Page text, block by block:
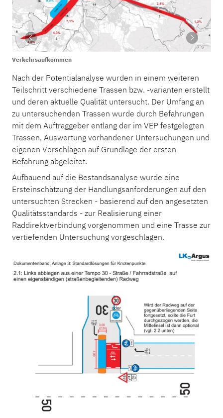
Verkehrsaufkommen
Nach der Potentialanalyse wurden in einem weiteren
Teilschritt verschiedene Trassen bzw. -varianten erstellt
und deren aktuelle Qualität untersucht. Der Umfang an
zu untersuchenden Trassen wurde durch Befahrungen
mit dem Auftraggeber entlang der im VEP festgelegten
Trassen, Auswertung vorhandener Untersuchungen und
eigenen Vorschlägen auf Grundlage der ersten
Befahrung abgeleitet.
Aufbauend auf die Bestandsanalyse wurde eine
Ersteinschätzung der Handlungsanforderungen auf den
untersuchten Strecken - basierend auf den angesetzten
Qualitätsstandards - zur Realisierung einer
Raddirektverbindung vorgenommen und eine Trasse zur
vertiefenden Untersuchung vorgeschlagen.